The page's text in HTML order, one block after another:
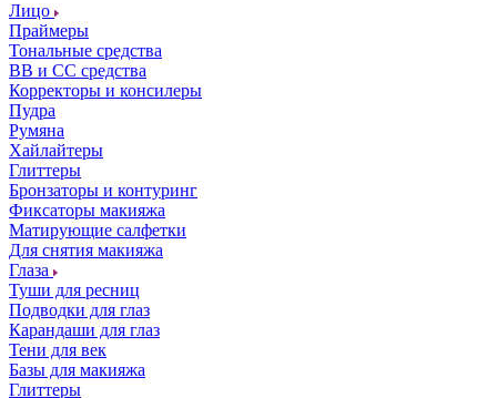
Лицо
Праймеры
Тональные средства
ВВ и СС средства
Корректоры и консилеры
Пудра
Румяна
Хайлайтеры
Глиттеры
Бронзаторы и контуринг
Фиксаторы макияжа
Матирующие салфетки
Для снятия макияжа
Глаза
Туши для ресниц
Подводки для глаз
Карандаши для глаз
Тени для век
Базы для макияжа
Глиттеры